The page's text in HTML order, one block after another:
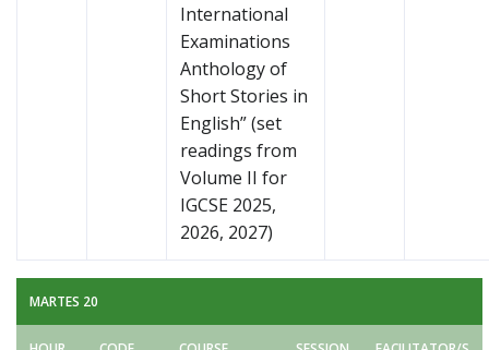
International
Examinations
Anthology of
Short Stories in
English” (set
readings from
Volume II for
IGCSE 2025,
2026, 2027)
MARTES 20